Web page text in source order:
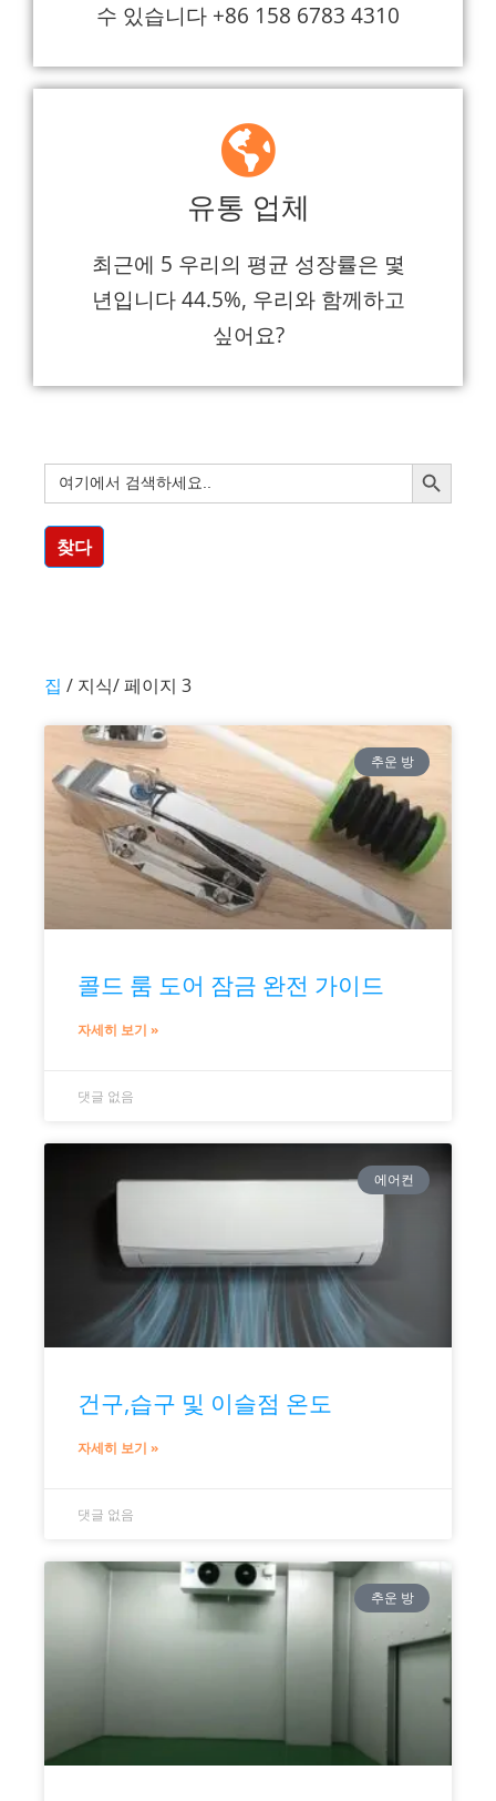
수 있습니다 +86 158 6783 4310
유통 업체
최근에 5 우리의 평균 성장률은 몇
년입니다 44.5%, 우리와 함께하고
싶어요?
검
색:
검색 버튼
찾다
집 / 지식/ 페이지 3
추운 방
콜드 룸 도어 잠금 완전 가이드
자세히 보기 »
댓글 없음
에어컨
건구,습구 및 이슬점 온도
자세히 보기 »
댓글 없음
추운 방